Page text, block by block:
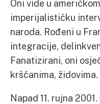
Oni vide u
imperijalističku
naroda. Rođeni u
integracije,
Fanatizirani, oni
kršćanima, židovima.
Napad 11. rujna